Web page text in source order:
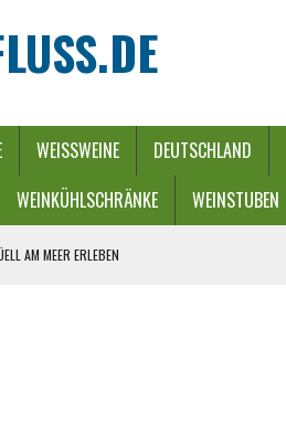
WEISSWEINE DEUTSCHLAND
WEINKÜHLSCHRÄNKE WEINSTUBEN
AM MEER ERLEBEN
EINEN ENERGIE-RIEGEL